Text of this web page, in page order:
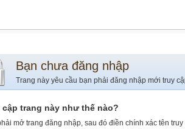
Bạn chưa đăng nhập
Trang này yêu cầu bạn phải đăng nhập mới truy
cập trang này như thế nào?
mở trang đăng nhập, sau đó điền chính xác tên